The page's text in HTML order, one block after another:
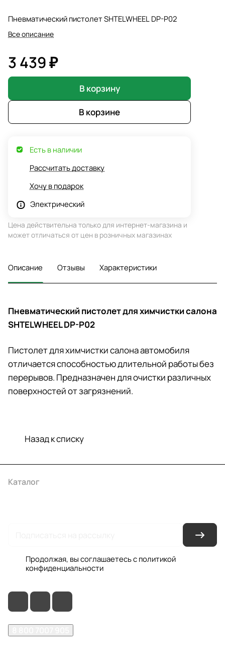
Пневматический пистолет SHTELWHEEL DP-P02
Все описание
3 439 ₽
В корзину
В корзине
Есть в наличии
Рассчитать доставку
Хочу в подарок
Электрический
Цена действительна только для интернет-магазина и
может отличаться от цен в розничных магазинах
Описание Отзывы Характеристики
Пневматический пистолет для химчистки салона
SHTELWHEEL DP-P02
Пистолет для химчистки салона автомобиля
отличается способностью длительной работы без
перерывов. Предназначен для очистки различных
поверхностей от загрязнений.
Назад к списку
Каталог
Продолжая, вы соглашаетесь с политикой
конфиденциальности